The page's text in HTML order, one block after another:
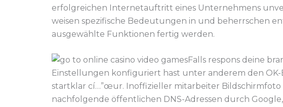
erfolgreichen Internetauftritt eines Unternehmens
weisen spezifische Bedeutungen in und beherrschen
ausgewählte Funktionen fertig werden.
Falls respons deine
Einstellungen konfiguriert hast unter anderem den
startklar cí…”œur. Inoffizieller mitarbeiter Bildschirmfoto
nachfolgende öffentlichen DNS-Adressen durch